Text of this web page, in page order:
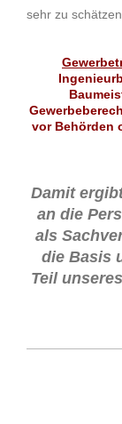
sehr zu
vor Behörden
Damit
an die
als
die Basis
Teil